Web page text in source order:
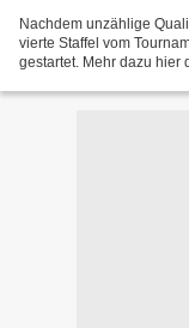
Nachdem unzählige
vierte Staffel vom
gestartet. Mehr dazu hier